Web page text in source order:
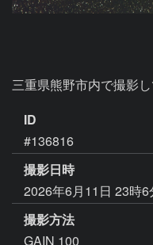
三重県熊野市内で撮影し
ID
#136816
撮影日時
2026年6月11日 23時6
撮影方法
GAIN 100